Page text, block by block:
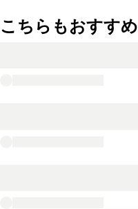
こちらもおすすめ